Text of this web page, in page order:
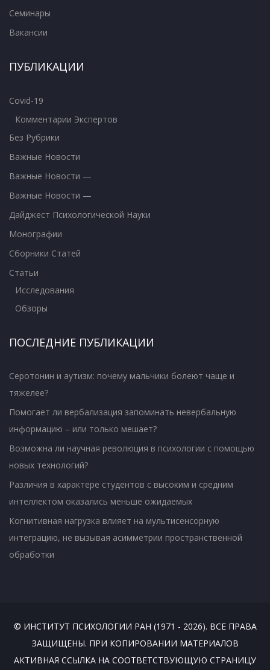
Семинары
Вакансии
ПУБЛИКАЦИИ
Covid-19
Комментарии Экспертов
Без Рубрики
Важные Новости
Важные Новости —
Важные Новости —
Дайджест Психологической Науки
Монографии
Сборники Статей
Статьи
Исследования
Обзоры
ПОСЛЕДНИЕ ПУБЛИКАЦИИ
Серотонин и аутизм: почему мальчики болеют чаще и
тяжелее?
Помогает ли вербализация запоминать невербальную
информацию – или только мешает?
Возможна ли научная революция в психологии с помощью
новых технологий?
Различия в характере студентов с высоким и средним
интеллектом оказались меньше ожидаемых
Когнитивная нагрузка влияет на мультисенсорную
интеграцию, не вызывая асимметрии пространственной
обработки
© ИНСТИТУТ ПСИХОЛОГИИ РАН (1971 - 2026). ВСЕ ПРАВА
ЗАЩИЩЕНЫ. ПРИ КОПИРОВАНИИ МАТЕРИАЛОВ
АКТИВНАЯ ССЫЛКА НА СООТВЕТСТВУЮЩУЮ СТРАНИЦУ